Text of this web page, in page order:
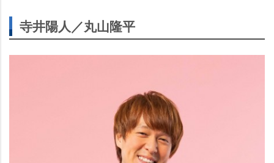
寺井陽人／丸山隆平